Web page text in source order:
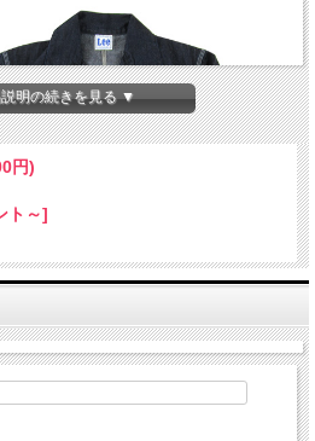
明の続きを見る ▼
円)
ト～]